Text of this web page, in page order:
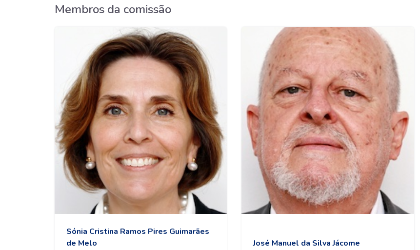
Membros da comissão
Sónia Cristina Ramos Pires Guimarães
de Melo
José Manuel da Silva Jácome